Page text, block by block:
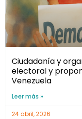
Ciudadanía y
electoral y
Venezuela
Leer más »
24 abril, 2026